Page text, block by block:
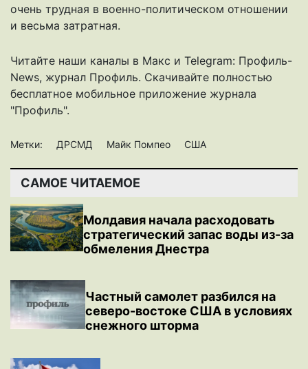
очень трудная в военно-политическом отношении
и весьма затратная.
Читайте наши каналы в Макс и Telegram: Профиль-
News, журнал Профиль. Скачивайте полностью
бесплатное мобильное приложение журнала
"Профиль".
Метки: ДРСМД Майк Помпео США
САМОЕ ЧИТАЕМОЕ
Молдавия начала расходовать
стратегический запас воды из-за
обмеления Днестра
Частный самолет разбился на
северо-востоке США в условиях
снежного шторма